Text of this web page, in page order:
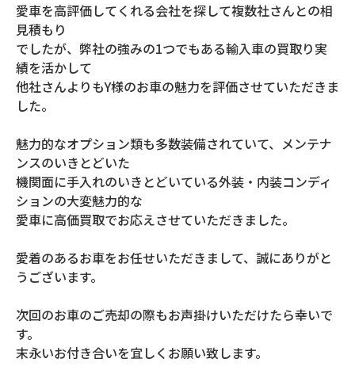
愛車を高評価してくれる会社を探して複数社さんとの相
見積もり
でしたが、弊社の強みの1つでもある輸入車の買取り実
績を活かして
他社さんよりもY様のお車の魅力を評価させていただきま
した。
魅力的なオプション類も多数装備されていて、メンテナ
ンスのいきとどいた
機関面に手入れのいきとどいている外装・内装コンディ
ションの大変魅力的な
愛車に高価買取でお応えさせていただきました。
愛着のあるお車をお任せいただきまして、誠にありがと
うございます。
次回のお車のご売却の際もお声掛けいただけたら幸いで
す。
末永いお付き合いを宜しくお願い致します。